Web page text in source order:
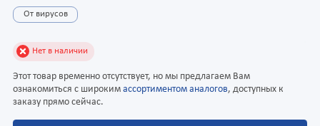
От вирусов
Нет в наличии
Этот товар временно отсутствует, но мы предлагаем Вам
ознакомиться с широким ассортиментом аналогов, доступных к
заказу прямо сейчас.